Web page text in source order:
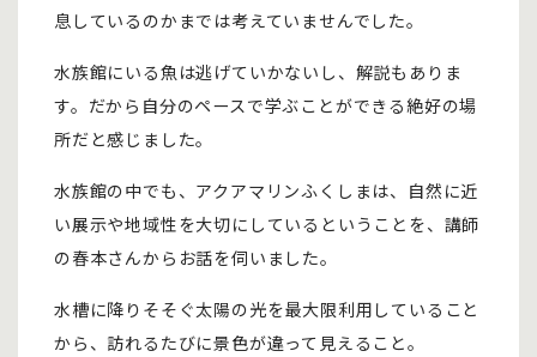
息しているのかまでは考えていませんでした。
水族館にいる魚は逃げていかないし、解説もありま
す。だから自分のペースで学ぶことができる絶好の場
所だと感じました。
水族館の中でも、アクアマリンふくしまは、自然に近
い展示や地域性を大切にしているということを、講師
の春本さんからお話を伺いました。
水槽に降りそそぐ太陽の光を最大限利用していること
から、訪れるたびに景色が違って見えること。